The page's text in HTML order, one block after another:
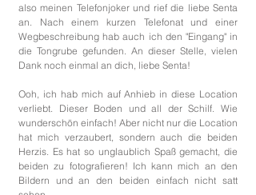
also meinen Telefonjoker und rief die liebe Senta
an. Nach einem kurzen Telefonat und einer
Wegbeschreibung hab auch ich den "Eingang" in
die Tongrube gefunden. An dieser Stelle, vielen
Dank noch einmal an dich, liebe Senta!
Ooh, ich hab mich auf Anhieb in diese Location
verliebt. Dieser Boden und all der Schilf. Wie
wunderschön einfach! Aber nicht nur die Location
hat mich verzaubert, sondern auch die beiden
Herzis. Es hat so unglaublich Spaß gemacht, die
beiden zu fotografieren! Ich kann mich an den
Bildern und an den beiden einfach nicht satt